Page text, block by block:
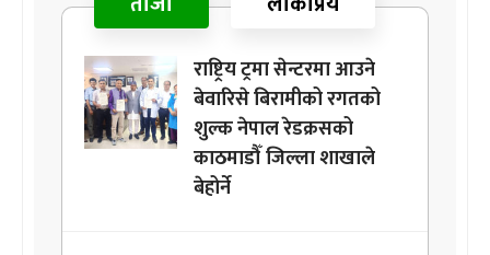
राष्ट्रिय ट्रमा सेन्टरमा आउने
बेवारिसे बिरामीको रगतको
शुल्क नेपाल रेडक्रसको
काठमाडौँ जिल्ला शाखाले
बेहोर्ने